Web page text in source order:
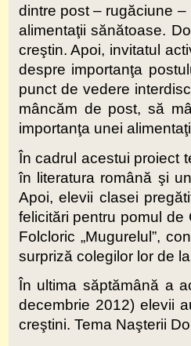
dintre post – rugăciune
alimentaţii sănătoase.
creştin. Apoi, invitatul
despre importanţa
punct de vedere
mâncăm de post, să
importanţa unei
În cadrul acestui proiect
în literatura română şi
Apoi, elevii clasei
felicitări pentru pomul
Folcloric „Mugurelul”,
surpriză colegilor lor de
În ultima săptămână a
decembrie 2012) elevii
creştini. Tema Naşterii